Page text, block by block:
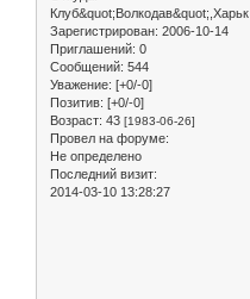
Клуб&quot;Волкодав&quot;,Харьк
Зарегистрирован: 2006-10-14
Приглашений: 0
Сообщений: 544
Уважение: [+0/-0]
Позитив: [+0/-0]
Возраст: 43 [1983-06-26]
Провел на форуме:
Не определено
Последний визит:
2014-03-10 13:28:27